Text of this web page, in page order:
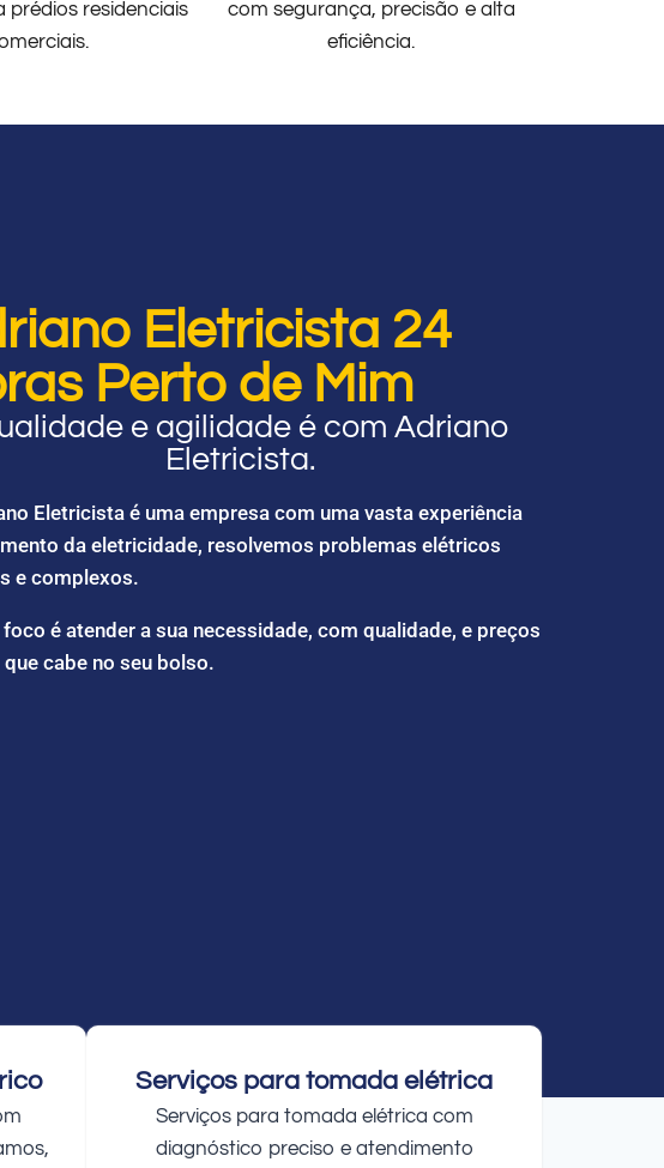
prédios residenciais
com segurança, precisão e alta
eficiência.
Eletricista 24
Perto de Mim
e agilidade é com Adriano
Eletricista.
Eletricista é uma empresa com uma vasta experiência
da eletricidade, resolvemos problemas elétricos
e complexos.
é atender a sua necessidade, com qualidade, e preços
cabe no seu bolso.
Serviços para tomada elétrica
Serviços para tomada elétrica com
diagnóstico preciso e atendimento